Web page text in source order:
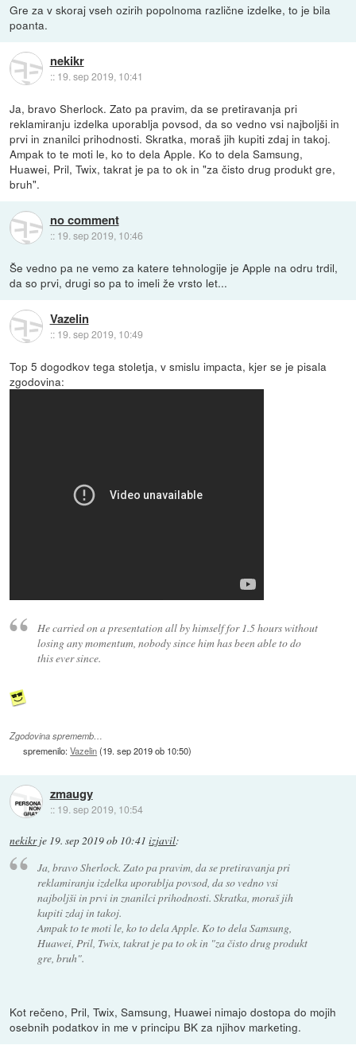
Gre za v skoraj vseh ozirih popolnoma različne izdelke, to je bila
poanta.
nekikr
:: 19. sep 2019, 10:41
Ja, bravo Sherlock. Zato pa pravim, da se pretiravanja pri
reklamiranju izdelka uporablja povsod, da so vedno vsi najboljši in
prvi in znanilci prihodnosti. Skratka, moraš jih kupiti zdaj in takoj.
Ampak to te moti le, ko to dela Apple. Ko to dela Samsung,
Huawei, Pril, Twix, takrat je pa to ok in "za čisto drug produkt gre,
bruh".
no comment
:: 19. sep 2019, 10:46
Še vedno pa ne vemo za katere tehnologije je Apple na odru trdil,
da so prvi, drugi so pa to imeli že vrsto let...
Vazelin
:: 19. sep 2019, 10:49
Top 5 dogodkov tega stoletja, v smislu impacta, kjer se je pisala
zgodovina:
He carried on a presentation all by himself for 1.5 hours without
losing any momentum, nobody since him has been able to do
this ever since.
Zgodovina sprememb…
spremenilo:Vazelin(19. sep 2019 ob 10:50)
zmaugy
:: 19. sep 2019, 10:54
nekikrje 19. sep 2019 ob 10:41 izjavil:
Ja, bravo Sherlock. Zato pa pravim, da se pretiravanja pri
reklamiranju izdelka uporablja povsod, da so vedno vsi
najboljši in prvi in znanilci prihodnosti. Skratka, moraš jih
kupiti zdaj in takoj.
Ampak to te moti le, ko to dela Apple. Ko to dela Samsung,
Huawei, Pril, Twix, takrat je pa to ok in "za čisto drug produkt
gre, bruh".
Kot rečeno, Pril, Twix, Samsung, Huawei nimajo dostopa do mojih
osebnih podatkov in me v principu BK za njihov marketing.